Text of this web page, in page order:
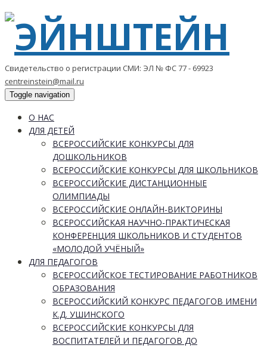
Свидетельство о регистрации СМИ: ЭЛ № ФС 77 - 69923
centreinstein@mail.ru
Toggle navigation
О НАС
ДЛЯ ДЕТЕЙ
ВСЕРОССИЙСКИЕ КОНКУРСЫ ДЛЯ
ДОШКОЛЬНИКОВ
ВСЕРОССИЙСКИЕ КОНКУРСЫ ДЛЯ ШКОЛЬНИКОВ
ВСЕРОССИЙСКИЕ ДИСТАНЦИОННЫЕ
ОЛИМПИАДЫ
ВСЕРОССИЙСКИЕ ОНЛАЙН-ВИКТОРИНЫ
ВСЕРОССИЙСКАЯ НАУЧНО-ПРАКТИЧЕСКАЯ
КОНФЕРЕНЦИЯ ШКОЛЬНИКОВ И СТУДЕНТОВ
«МОЛОДОЙ УЧЁНЫЙ»
ДЛЯ ПЕДАГОГОВ
ВСЕРОССИЙСКОЕ ТЕСТИРОВАНИЕ РАБОТНИКОВ
ОБРАЗОВАНИЯ
ВСЕРОССИЙСКИЙ КОНКУРС ПЕДАГОГОВ ИМЕНИ
К.Д. УШИНСКОГО
ВСЕРОССИЙСКИЕ КОНКУРСЫ ДЛЯ
ВОСПИТАТЕЛЕЙ И ПЕДАГОГОВ ДО